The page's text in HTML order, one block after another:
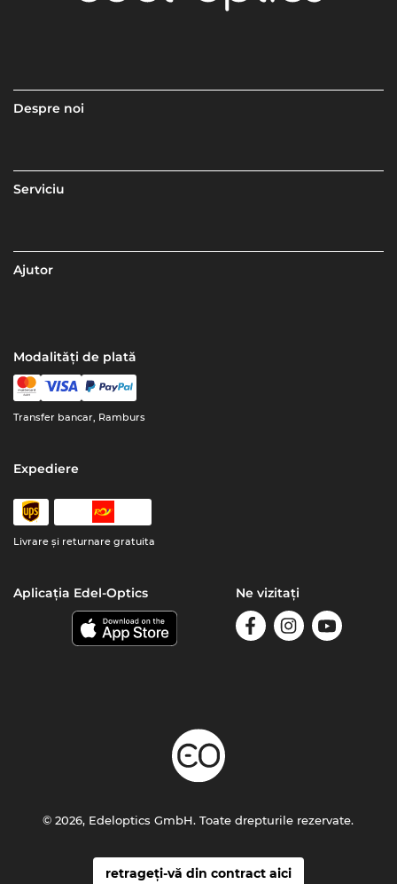
Despre noi
Serviciu
Ajutor
Modalități de plată
Transfer bancar, Ramburs
Expediere
Livrare şi returnare gratuita
Aplicația Edel-Optics Ne vizitați
retrageți-vă din contract aici
© 2026, Edeloptics GmbH. Toate drepturile rezervate.